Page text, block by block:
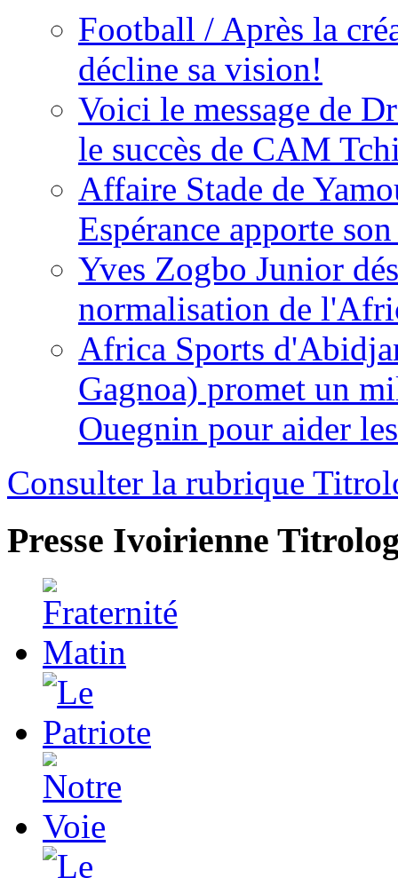
Football / Après la
décline sa vision!
Voici le message de
le succès de CAM
Affaire Stade de
Espérance apporte
Yves Zogbo Junior
normalisation de
Africa Sports
Gagnoa) promet un
Ouegnin pour aider
Consulter la rubrique
Presse Ivoirienne